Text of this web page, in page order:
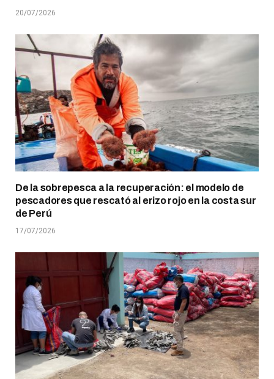
20/07/2026
De la sobrepesca a la recuperación: el modelo de
pescadores que rescató al erizo rojo en la costa sur
de Perú
17/07/2026